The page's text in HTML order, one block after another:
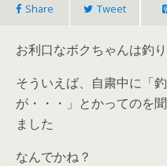
Share Tweet
お利口なボクちゃんは釣
そういえば、自粛中に「
が・・・」とかってのを
ました
なんでかね？